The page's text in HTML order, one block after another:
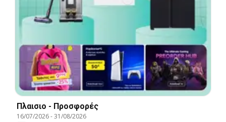
Πλαισιο - Προσφορές
16/07/2026-31/08/2026